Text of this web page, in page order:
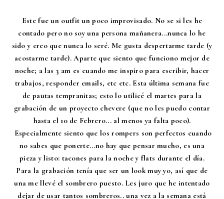
Este fue un outfit un poco improvisado. No se si les he
contado pero no soy una persona mañanera...nunca lo he
sido y creo que nunca lo seré. Me gusta despertarme tarde (y
acostarme tarde). Aparte que siento que funciono mejor de
noche; a las 3 am es cuando me inspiro para escribir, hacer
trabajos, responder emails, etc etc. Esta última semana fue
de pautas tempranitas; esto lo utilicé el martes para la
grabación de un proyecto chevere (que no les puedo contar
hasta el 10 de Febrero... al menos ya falta poco).
Especialmente siento que los rompers son perfectos cuando
no sabes que ponerte...no hay que pensar mucho, es una
pieza y listo: tacones para la noche y flats durante el día.
Para la grabación tenía que ser un look muy yo, así que de
una me llevé el sombrero puesto. Les juro que he intentado
dejar de usar tantos sombreros.. una vez a la semana está